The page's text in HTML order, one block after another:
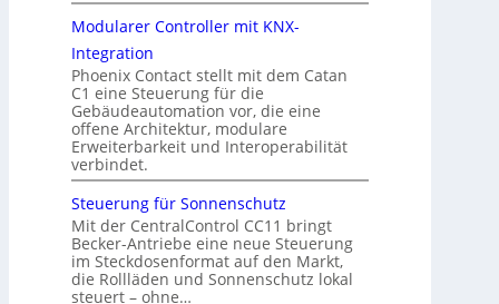
Modularer Controller mit KNX-
Integration
Phoenix Contact stellt mit dem Catan
C1 eine Steuerung für die
Gebäudeautomation vor, die eine
offene Architektur, modulare
Erweiterbarkeit und Interoperabilität
verbindet.
Steuerung für Sonnenschutz
Mit der CentralControl CC11 bringt
Becker-Antriebe eine neue Steuerung
im Steckdosenformat auf den Markt,
die Rollläden und Sonnenschutz lokal
steuert – ohne…